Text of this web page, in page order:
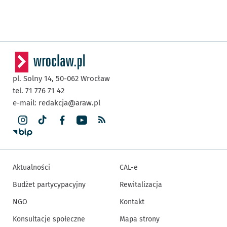
pl. Solny 14, 50-062 Wrocław
tel. 71 776 71 42
e-mail: redakcja@araw.pl
Aktualności
Budżet partycypacyjny
NGO
Konsultacje społeczne
CAL-e
Rewitalizacja
Kontakt
Mapa strony